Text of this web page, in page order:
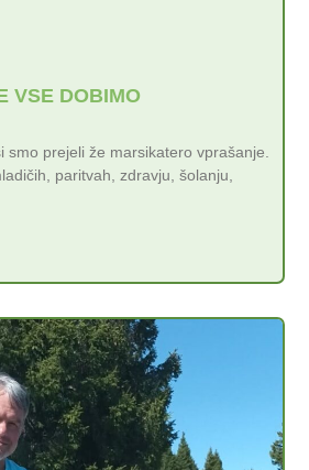
VSE DOBIMO
smo prejeli že marsikatero vprašanje.
paritvah, zdravju, šolanju,